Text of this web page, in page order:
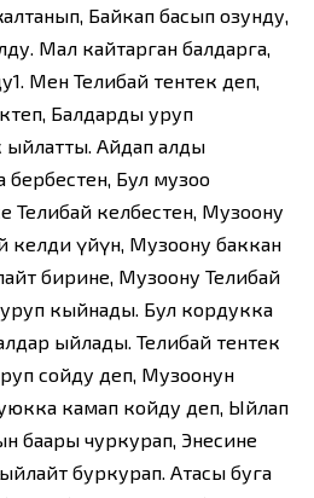
Байкап басып озунду,
Мал кайтарган балдарга,
Мен Телибай тентек деп,
Балдарды уруп
ыйлатты. Айдап алды
бербестен, Бул музоо
Телибай келбестен, Музоону
келди үйүнө, Музоону баккан
бирине, Музоону Телибай
кыйнады. Бул кордукка
ыйлады. Телибай тентек
сойду деп, Музоонун
камап койду деп, Ыйлап
баары чуркурап, Энесине
буркурап. Атасы буга